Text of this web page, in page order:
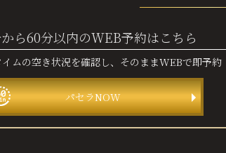
ら60分以内のWEB予約はこちら
イムの空き状況を確認し、 そのままWEBで即予約
パセラNOW